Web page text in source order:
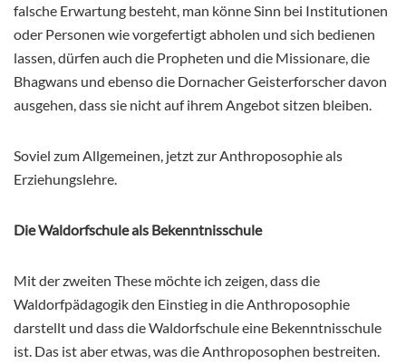
falsche Erwartung besteht, man könne Sinn bei Institutionen
oder Personen wie vorgefertigt abholen und sich bedienen
lassen, dürfen auch die Propheten und die Missionare, die
Bhagwans und ebenso die Dornacher Geisterforscher davon
ausgehen, dass sie nicht auf ihrem Angebot sitzen bleiben.
Soviel zum Allgemeinen, jetzt zur Anthroposophie als
Erziehungslehre.
Die Waldorfschule als Bekenntnisschule
Mit der zweiten These möchte ich zeigen, dass die
Waldorfpädagogik den Einstieg in die Anthroposophie
darstellt und dass die Waldorfschule eine Bekenntnisschule
ist. Das ist aber etwas, was die Anthroposophen bestreiten.